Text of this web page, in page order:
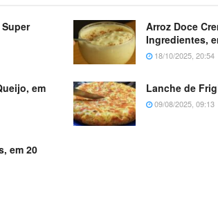
Arroz Doce
Ingredientes,
18/10/2025, 20:54
em
Lanche de
09/08/2025, 09:13
em 20